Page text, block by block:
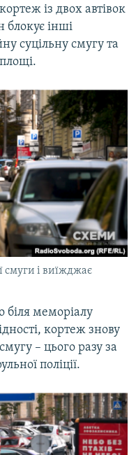
із двох автівок
блокує інші
суцільну смугу та
смуги і виїжджає
біля меморіалу
кортеж знову
– цього разу за
поліції.